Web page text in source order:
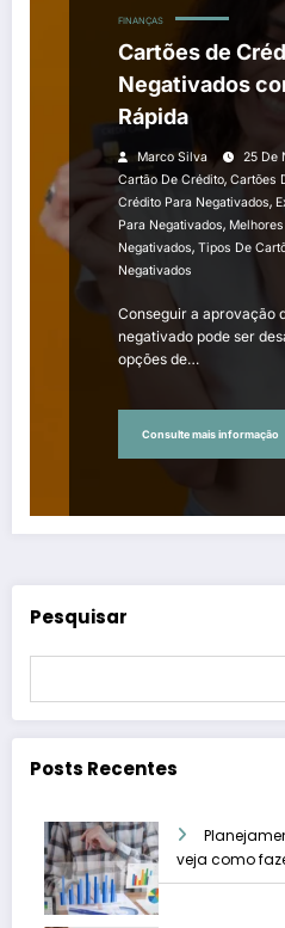
FINANÇAS
Cartões de
Negativados
Rápida
Marco Silva
25 De
Cartão De Crédito, Cartões
Crédito Para Negativados,
Para Negativados,
Negativados, Tipos De
Negativados
Conseguir a aprovação
negativado pode ser
opções de…
Consulte mais informação
Pesquisar
Posts Recentes
veja como